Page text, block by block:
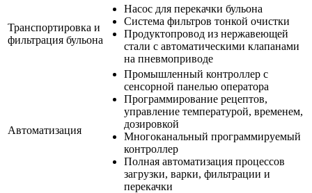
Транспортировка и
фильтрация бульона
Насос для перекачки бульона
Система фильтров тонкой очистки
Продуктопровод из нержавеющей
стали с автоматическими клапанами
на пневмоприводе
Автоматизация
Промышленный контроллер с
сенсорной панелью оператора
Программирование рецептов,
управление температурой, временем,
дозировкой
Многоканальный программируемый
контроллер
Полная автоматизация процессов
загрузки, варки, фильтрации и
перекачки